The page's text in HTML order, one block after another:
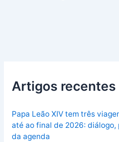
Artigos recentes
Papa Leão XIV tem três
até ao final de 2026: diálogo,
da agenda